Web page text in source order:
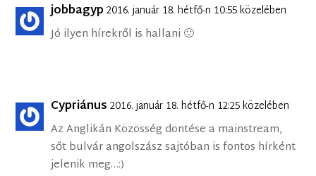
jobbagyp2016. január 18. hétfő-n 10:55 közelében
Jó ilyen hírekről is hallani 🙂
Cypriánus 2016. január 18. hétfő-n 12:25 közelében
Az Anglikán Közösség döntése a mainstream,
sőt bulvár angolszász sajtóban is fontos hírként
jelenik meg…:)